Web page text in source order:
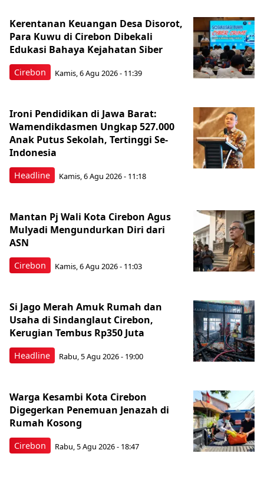
Cirebon
Kerentanan Keuangan Desa Disorot,
Para Kuwu di Cirebon Dibekali
Edukasi Bahaya Kejahatan Siber
Kamis, 6 Agu 2026 - 11:39
Headline
Ironi Pendidikan di Jawa Barat:
Wamendikdasmen Ungkap 527.000
Anak Putus Sekolah, Tertinggi Se-
Indonesia
Kamis, 6 Agu 2026 - 11:18
Cirebon
Mantan Pj Wali Kota Cirebon Agus
Mulyadi Mengundurkan Diri dari
ASN
Kamis, 6 Agu 2026 - 11:03
Headline
Si Jago Merah Amuk Rumah dan
Usaha di Sindanglaut Cirebon,
Kerugian Tembus Rp350 Juta
Rabu, 5 Agu 2026 - 19:00
Cirebon
Warga Kesambi Kota Cirebon
Digegerkan Penemuan Jenazah di
Rumah Kosong
Rabu, 5 Agu 2026 - 18:47